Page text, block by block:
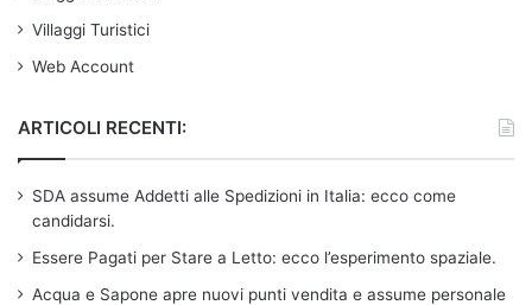
Villaggi Turistici
Web Account
ARTICOLI RECENTI:
SDA assume Addetti alle Spedizioni in Italia: ecco come
candidarsi.
Essere Pagati per Stare a Letto: ecco l’esperimento spaziale.
Acqua e Sapone apre nuovi punti vendita e assume personale